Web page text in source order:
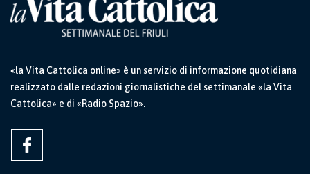
«la Vita Cattolica online» è un servizio di informazione quotidiana
realizzato dalle redazioni giornalistiche del settimanale «la Vita
Cattolica» e di «Radio Spazio».